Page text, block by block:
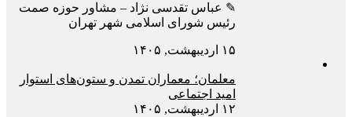
✎ عباس تقدسی نژاد – مشاور حوزه صمت
رئیس شورای اسلامی شهر تهران
۱۵ اردیبهشت, ۱۴۰۵
معلمان؛ معماران تمدن و ستون‌های استوار
امید اجتماعی
۱۲ اردیبهشت, ۱۴۰۵